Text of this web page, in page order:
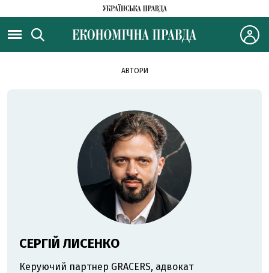
АВТОРИ
СЕРГІЙ ЛИСЕНКО
Керуючий партнер GRACERS, адвокат